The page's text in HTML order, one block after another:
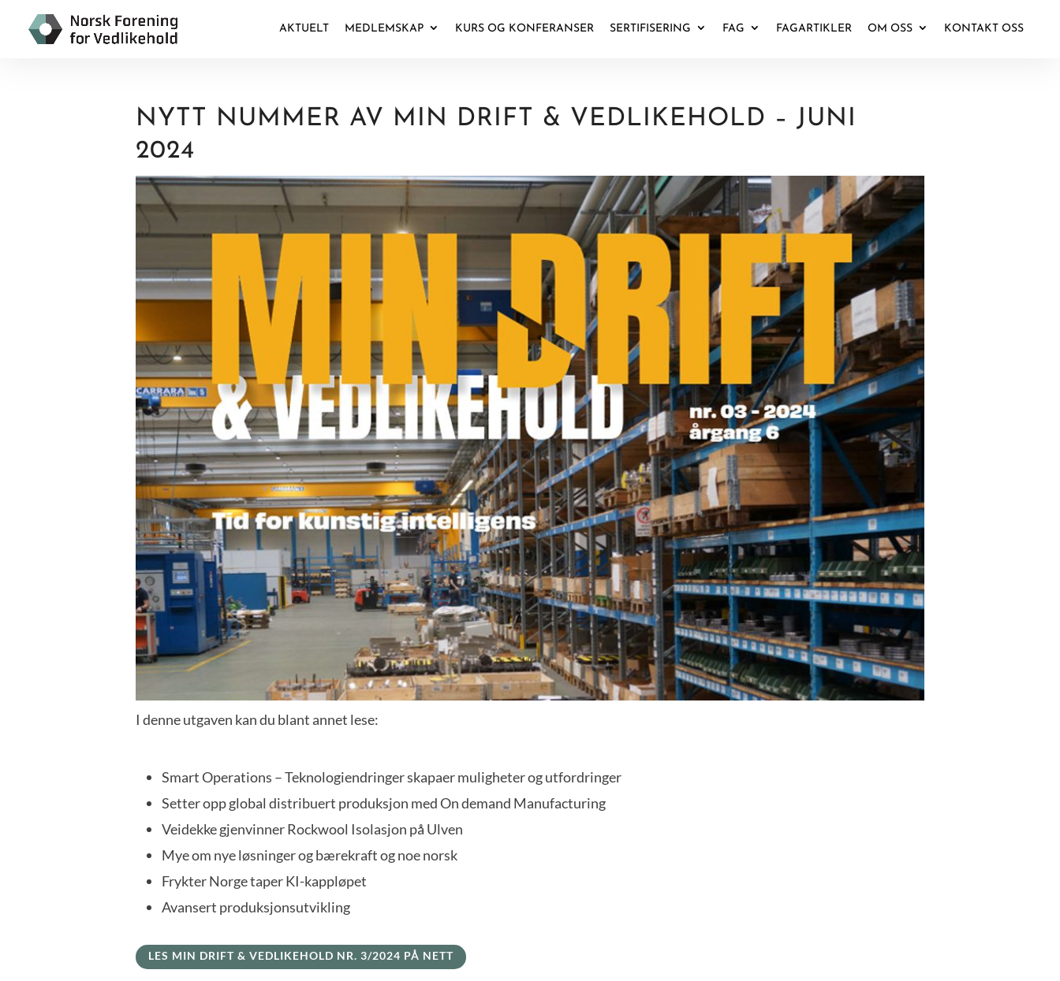
AKTUELT MEDLEMSKAP KURS OG KONFERANSER SERTIFISERING FAG FAGARTIKLER OM OSS KONTAKT OSS
NYTT NUMMER AV MIN DRIFT & VEDLIKEHOLD – JUNI
2024
I denne utgaven kan du blant annet lese:
Smart Operations – Teknologiendringer skapaer muligheter og utfordringer
Setter opp global distribuert produksjon med On demand Manufacturing
Veidekke gjenvinner Rockwool Isolasjon på Ulven
Mye om nye løsninger og bærekraft og noe norsk
Frykter Norge taper KI-kappløpet
Avansert produksjonsutvikling
LES MIN DRIFT & VEDLIKEHOLD NR. 3/2024 PÅ NETT